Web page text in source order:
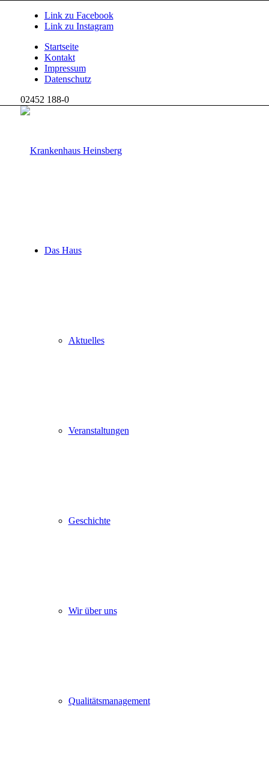
Link zu Facebook
Link zu Instagram
Startseite
Kontakt
Impressum
Datenschutz
02452 188-0
Das Haus
Aktuelles
Veranstaltungen
Geschichte
Wir über uns
Qualitätsmanagement